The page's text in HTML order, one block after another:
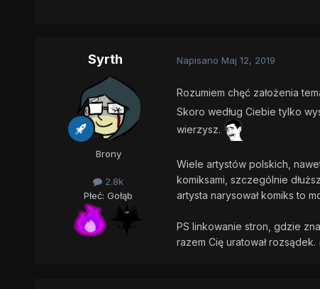
Syrth
Brony
2.8k
Płeć: Gołąb
Napisano Maj 12, 2019
Rozumiem chęć założenia
Skoro według Ciebie tylko
wierzysz.
Wiele artystów polskich,
komiksami, szczególnie
artysta narysował komiks to
PS linkowanie stron, gdzie
razem Cię uratował rozsądek.